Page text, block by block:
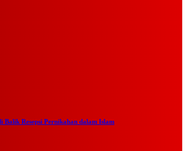
Balik Resepsi Pernikahan dalam Islam